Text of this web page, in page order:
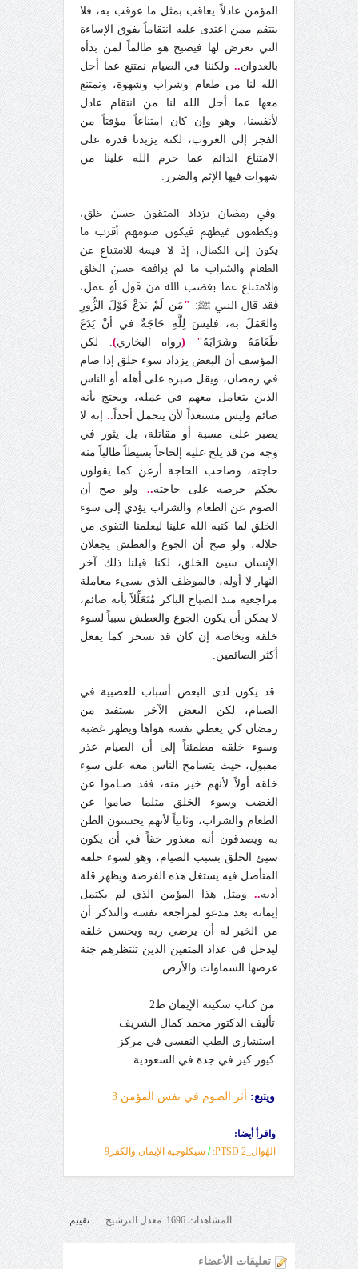
المؤمن عادلاً يعاقب بمثل ما عوقب به، فلا
ينتقم ممن اعتدى عليه انتقاماً يفوق الإساءة
التي تعرض لها فيصبح هو ظالماً لمن بدأه
بالعدوان.. ولكننا في الصيام نمتنع عما أحل
الله لنا من طعام وشراب وشهوة، ونمتنع
معها عما أحل الله لنا من انتقام عادل
لأنفسنا، وهو وإن كان امتناعاً مؤقتاً من
الفجر إلى الغروب، لكنه يزيدنا قدرة على
الامتناع الدائم عما حرم الله علينا من
شهوات فيها الإثم والضرر.
وفي رمضان يزداد المتقون حسن خلق،
ويكظمون غيظهم فيكون صومهم أقرب ما
يكون إلى الكمال، إذ لا قيمة للامتناع عن
الطعام والشراب ما لم يرافقه حسن الخلق
والامتناع عما يغضب الله من قول أو عمل،
فقد قال النبي ﷺ: "مَن لَمْ يَدَعْ قَوْلَ الزُّورِ
والعَمَلَ به، فليسَ لِلَّهِ حَاجَةٌ في أنْ يَدَعَ
طَعَامَهُ وشَرَابَهُ" (رواه البخاري). لكن
المؤسف أن البعض يزداد سوء خلق إذا صام
في رمضان، ويقل صبره على أهله أو الناس
الذين يتعامل معهم في عمله، ويحتج بأنه
صائم وليس مستعداً لأن يتحمل أحداً .. إنه لا
يصبر على مسبة أو مقاتلة، بل يثور في
وجه من قد يلح عليه إلحاحاً بسيطاً طالباً منه
حاجته، وصاحب الحاجة أرعن كما يقولون
بحكم حرصه على حاجته.. ولو صح أن
الصوم عن الطعام والشراب يؤدي إلى سوء
الخلق لما كتبه الله علينا ليعلمنا التقوى من
خلاله، ولو صح أن الجوع والعطش يجعلان
الإنسان سيئ الخلق، لكنا قبلنا ذلك آخر
النهار لا أوله، فالموظف الذي يسيء معاملة
مراجعيه منذ الصباح الباكر مُتَعَلِّلاً بأنه صائم،
لا يمكن أن يكون الجوع والعطش سبباً لسوء
خلقه وبخاصة إن كان قد تسحر كما يفعل
أكثر الصائمين.
قد يكون لدى البعض أسباب للعصبية في
الصيام، لكن البعض الآخر يستفيد من
رمضان كي يعطي نفسه هواها ويظهر غضبه
وسوء خلقه مطمئناً إلى أن الصيام عذر
مقبول، حيث يتسامح الناس معه على سوء
خلقه أولاً لأنهم خير منه، فقد صـاموا عن
الغضب وسوء الخلق مثلما صاموا عن
الطعام والشراب، وثانياً لأنهم يحسنون الظن
به ويصدقون أنه معذور حقاً في أن يكون
سيئ الخلق بسبب الصيام، وهو لسوء خلقه
المتأصل فيه يستغل هذه الفرصة ويظهر قلة
أدبه.. ومثل هذا المؤمن الذي لم يكتمل
إيمانه بعد مدعو لمراجعة نفسه والتذكر أن
من الخير له أن يرضي ربه ويحسن خلقه
ليدخل في عداد المتقين الذين تنتظرهم جنة
عرضها السماوات والأرض.
من كتاب سكينة الإيمان ط2
تأليف الدكتور محمد كمال الشريف
استشاري الطب النفسي في مركز
كيور كير في جدة في السعودية
ويتبع: أثر الصوم في نفس المؤمن 3
واقرأ أيضا:
الهُوال_2 PTSD:
/ سيكلوجية الإيمان والكفر9
المشاهدات 1696 معدل الترشيح تقييم
تعليقات الأعضاء